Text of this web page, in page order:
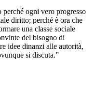
ogni vero progresso
diritto; perché è ora che
una classe sociale
del bisogno di
idee dinanzi alle autorità,
si discuta.”